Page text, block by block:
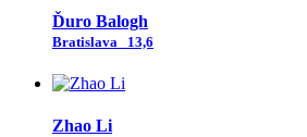
Ďuro Balogh
Bratislava 13,6
Zhao Li